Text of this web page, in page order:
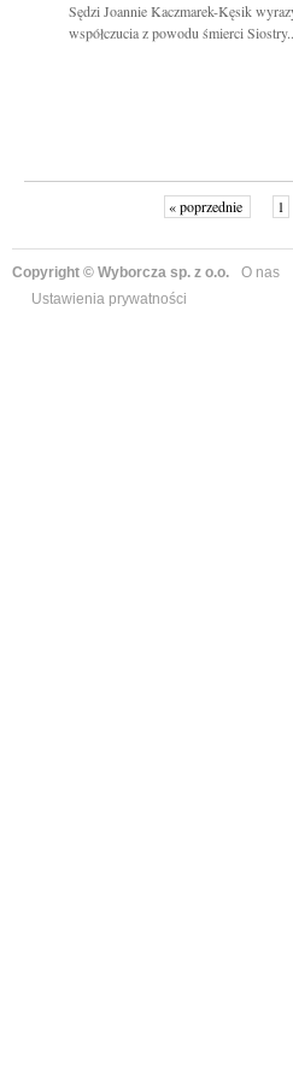
Sędzi Joannie Kaczmarek-Kęsik
współczucia z powodu śmierci
« poprzednie 1
Copyright © Wyborcza sp. z o.o. O nas
Ustawienia prywatności